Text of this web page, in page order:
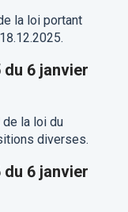
la loi portant
du 6 janvier
la loi du
diverses.
du 6 janvier